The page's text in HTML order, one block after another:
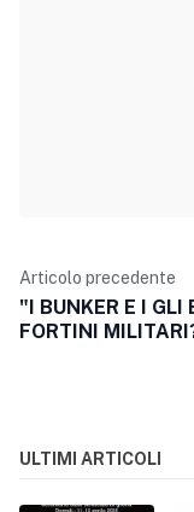
Articolo precedente
"I BUNKER E I GLI
FORTINI
ULTIMI ARTICOLI